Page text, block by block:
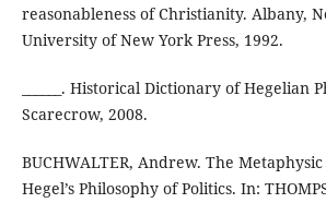
reasonableness of Christianity. Albany,
University of New York Press, 1992.
______. Historical Dictionary of Hegelian
Scarecrow, 2008.
BUCHWALTER, Andrew. The
Hegel’s Philosophy of Politics. In: